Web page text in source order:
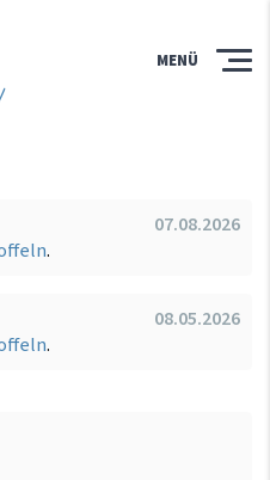
MENÜ
07.08.2026
.
08.05.2026
.